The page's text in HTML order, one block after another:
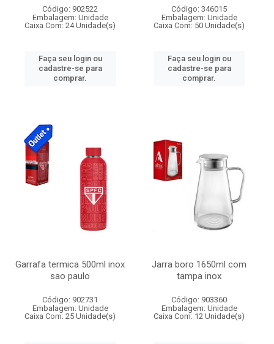
Código: 902522
Embalagem: Unidade
Caixa Com: 24 Unidade(s)
Faça seu login ou
cadastre-se para
comprar.
Código: 346015
Embalagem: Unidade
Caixa Com: 50 Unidade(s)
Faça seu login ou
cadastre-se para
comprar.
Garrafa termica 500ml inox
sao paulo
Código: 902731
Embalagem: Unidade
Caixa Com: 25 Unidade(s)
Jarra boro 1650ml com
tampa inox
Código: 903360
Embalagem: Unidade
Caixa Com: 12 Unidade(s)